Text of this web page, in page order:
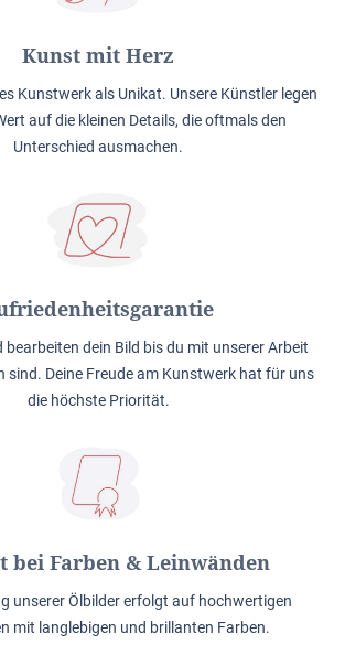
Kunst mit Herz
Kunstwerk als Unikat. Unsere Künstler legen
auf die kleinen Details, die oftmals den
Unterschied ausmachen.
bearbeiten dein Bild bis du mit unserer Arbeit
sind. Deine Freude am Kunstwerk hat für uns
die höchste Priorität.
bei Farben & Leinwänden
unserer Ölbilder erfolgt auf hochwertigen
mit langlebigen und brillanten Farben.